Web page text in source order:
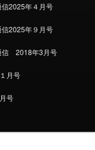
信2025年４月号
信2025年９月号
信 2018年3月号
月号
号